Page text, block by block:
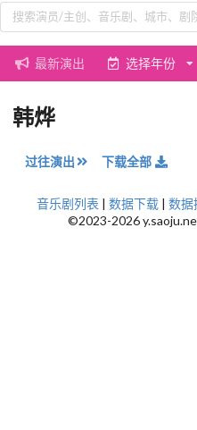
最新演出 选择年份
韩烨
过往演出 下载全部
音乐剧列表 | 数据下载 | 数据
©2023-2026